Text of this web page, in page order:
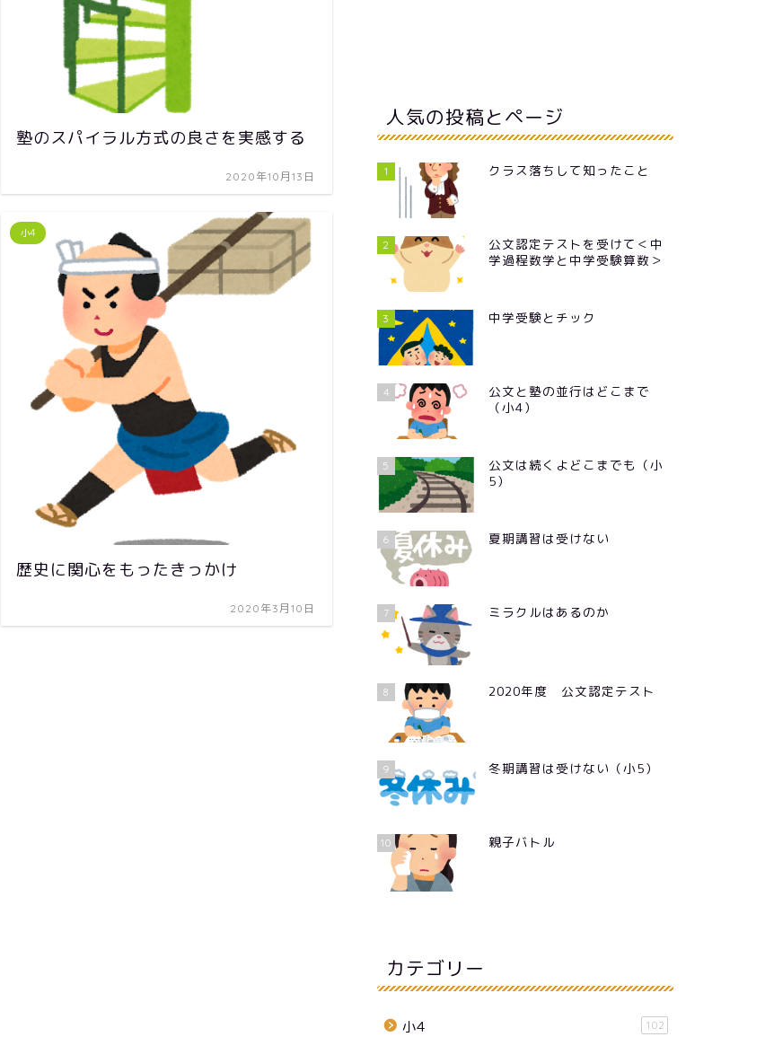
塾のスパイラル方式の良さを実感する
2020年10月13日
小4
歴史に関心をもったきっかけ
2020年3月10日
人気の投稿とページ
1 クラス落ちして知ったこと
2
公文認定テストを受けて＜中
学過程数学と中学受験算数＞
3 中学受験とチック
4
公文と塾の並行はどこまで
（小4）
5
公文は続くよどこまでも（小
5）
6 夏期講習は受けない
7 ミラクルはあるのか
8 2020年度 公文認定テスト
9 冬期講習は受けない（小5）
10 親子バトル
カテゴリー
小4 102